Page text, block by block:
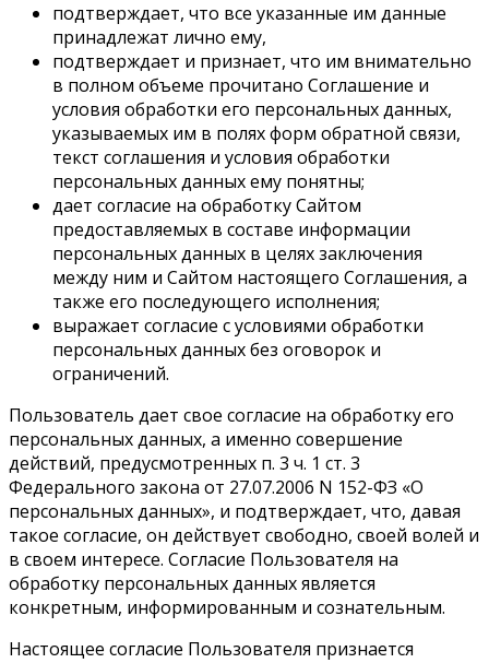
подтверждает, что все указанные им данные
принадлежат лично ему,
подтверждает и признает, что им внимательно
в полном объеме прочитано Соглашение и
условия обработки его персональных данных,
указываемых им в полях форм обратной связи,
текст соглашения и условия обработки
персональных данных ему понятны;
дает согласие на обработку Сайтом
предоставляемых в составе информации
персональных данных в целях заключения
между ним и Сайтом настоящего Соглашения, а
также его последующего исполнения;
выражает согласие с условиями обработки
персональных данных без оговорок и
ограничений.
Пользователь дает свое согласие на обработку его
персональных данных, а именно совершение
действий, предусмотренных п. 3 ч. 1 ст. 3
Федерального закона от 27.07.2006 N 152-ФЗ «О
персональных данных», и подтверждает, что, давая
такое согласие, он действует свободно, своей волей и
в своем интересе. Согласие Пользователя на
обработку персональных данных является
конкретным, информированным и сознательным.
Настоящее согласие Пользователя признается